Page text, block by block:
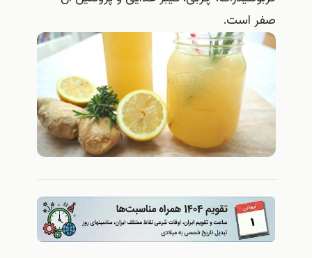
صفر است.